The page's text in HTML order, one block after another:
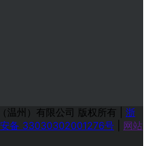
州）有限公司 版权所有
浙
备 33030302001276号
网站